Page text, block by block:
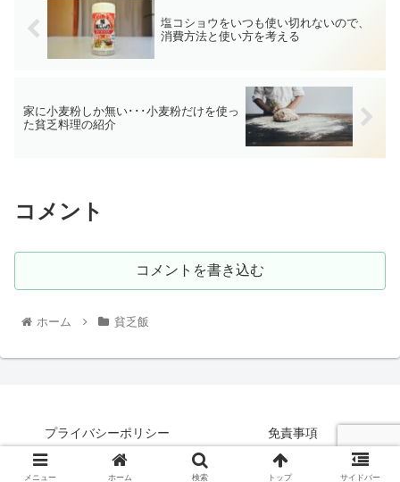
塩コショウをいつも使い切れないので、
消費方法と使い方を考える
家に小麦粉しか無い･･･小麦粉だけを使っ
た貧乏料理の紹介
コメント
コメントを書き込む
ホーム 貧乏飯
プライバシーポリシー 免責事項
© 2021 万年金欠太郎.
メニュー ホーム 検索 トップ サイドバー